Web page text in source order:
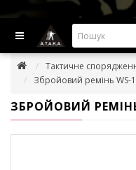
ВИГІДНІ ПРОПОЗИЦІІ —
Тактичне
Збройовий ремінь WS-
ЗБРОЙОВИЙ